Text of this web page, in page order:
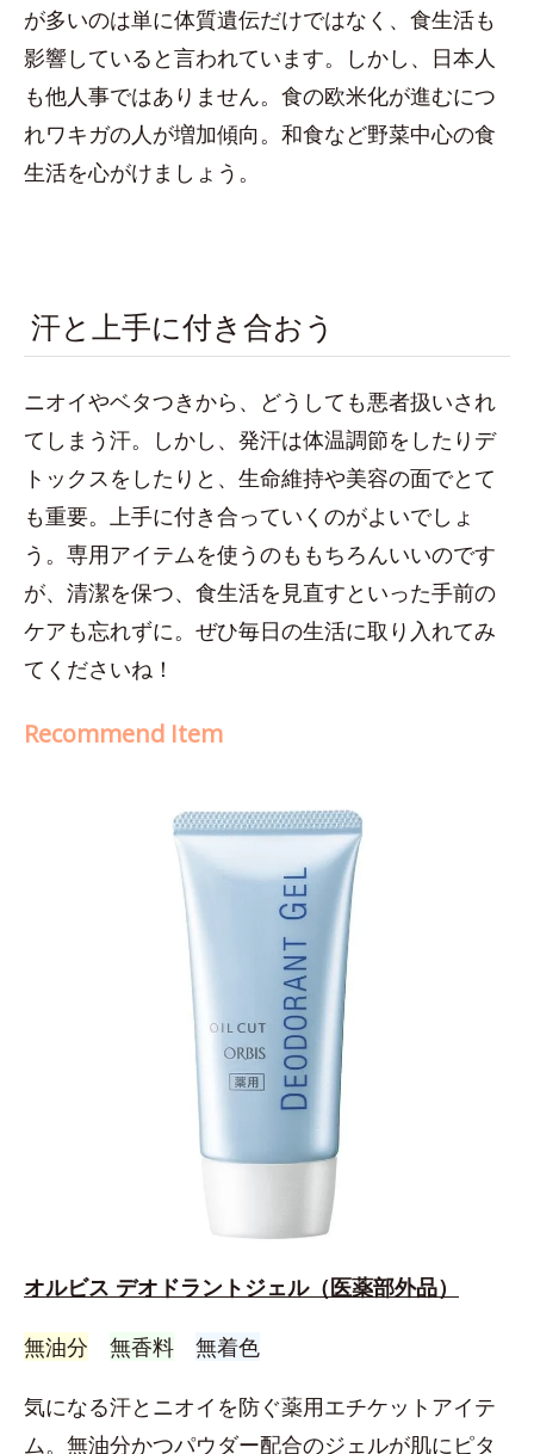
が多いのは単に体質遺伝だけではなく、食生活も
影響していると言われています。しかし、日本人
も他人事ではありません。食の欧米化が進むにつ
れワキガの人が増加傾向。和食など野菜中心の食
生活を心がけましょう。
汗と上手に付き合おう
ニオイやベタつきから、どうしても悪者扱いされ
てしまう汗。しかし、発汗は体温調節をしたりデ
トックスをしたりと、生命維持や美容の面でとて
も重要。上手に付き合っていくのがよいでしょ
う。専用アイテムを使うのももちろんいいのです
が、清潔を保つ、食生活を見直すといった手前の
ケアも忘れずに。ぜひ毎日の生活に取り入れてみ
てくださいね！
Recommend Item
オルビス デオドラントジェル（医薬部外品）
無油分 無香料 無着色
気になる汗とニオイを防ぐ薬用エチケットアイテ
ム。無油分かつパウダー配合のジェルが肌にピタ